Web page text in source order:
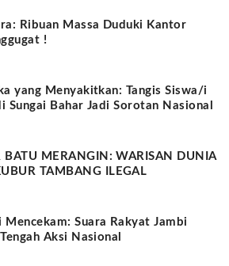
Ribuan Massa Duduki Kantor
!
yang Menyakitkan: Tangis Siswa/i
Sungai Bahar Jadi Sorotan Nasional
BATU MERANGIN: WARISAN DUNIA
TAMBANG ILEGAL
Mencekam: Suara Rakyat Jambi
Aksi Nasional